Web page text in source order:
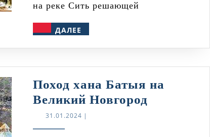
на реке Сить решающей
ДАЛЕЕ
Поход хана Батыя на
Великий Новгород
31.01.202431.01.2024
|